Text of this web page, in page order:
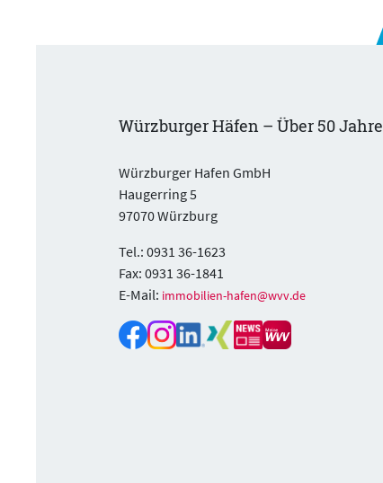
Würzburger Häfen – Über 50
Würzburger Hafen GmbH
Haugerring 5
97070 Würzburg
Tel.: 0931 36-1623
Fax: 0931 36-1841
E-Mail: immobilien-hafen@wvv.de